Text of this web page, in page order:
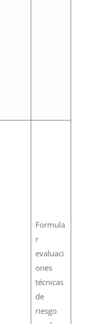
Formula
r
evaluaci
ones
técnicas
de
riesgo